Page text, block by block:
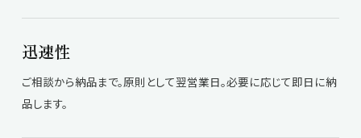
迅速性
ご相談から納品まで。原則として翌営業日。必要に応じて即日に納
品します。